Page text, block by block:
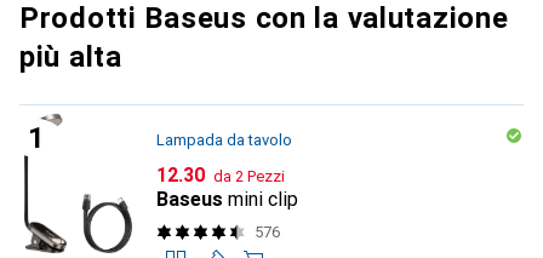
Prodotti Baseus con la valutazione
più alta
Lampada da tavolo
CHF
12.30 da 2 Pezzi
Baseus mini clip
576